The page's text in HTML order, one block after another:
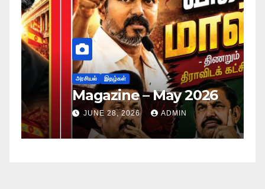
இதழ்கள்
Magazine – May 2026
JUNE 28, 2026 ADMIN